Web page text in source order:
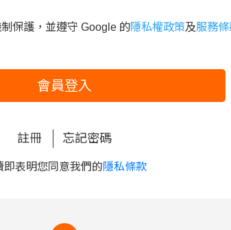
保護，並遵守 Google 的隱私權政策及服務
會員登入
註冊 忘記密碼
即表明您同意我們的隱私條款